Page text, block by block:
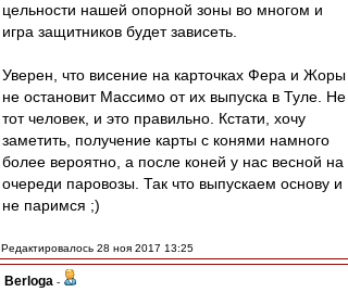
цельности нашей опорной зоны во многом и
игра защитников будет зависеть.
Уверен, что висение на карточках Фера и Жоры
не остановит Массимо от их выпуска в Туле. Не
тот человек, и это правильно. Кстати, хочу
заметить, получение карты с конями намного
более вероятно, а после коней у нас весной на
очереди паровозы. Так что выпускаем основу и
не паримся ;)
Редактировалось 28 ноя 2017 13:25
Berloga -